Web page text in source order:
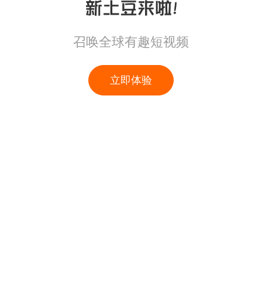
召唤全球有趣短视频
立即体验